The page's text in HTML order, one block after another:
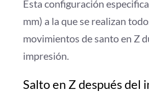
Esta configuración
mm) a la que se realizan
movimientos de santo en Z
impresión.
Salto en Z después